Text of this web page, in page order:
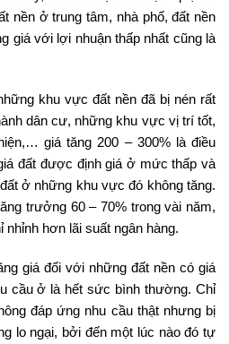
nền ở trung tâm, nhà phố, đất nền
giá với lợi nhuận thấp nhất cũng là
khu vực đất nền đã bị nén rất
dân cư, những khu vực vị trí tốt,
giá tăng 200 – 300% là điều
đất được định giá ở mức thấp và
ở những khu vực đó không tăng.
trưởng 60 – 70% trong vài năm,
hơn lãi suất ngân hàng.
giá đối với những đất nền có giá
cầu ở là hết sức bình thường. Chỉ
đáp ứng nhu cầu thật nhưng bị
lo ngại, bởi đến một lúc nào đó tự